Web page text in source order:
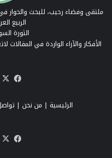
ملتقى وفضاء رحيب، للبحث والحوار
الربيع
الثورة
الأفكار والآراء الواردة في
الرئيسية | من نحن |